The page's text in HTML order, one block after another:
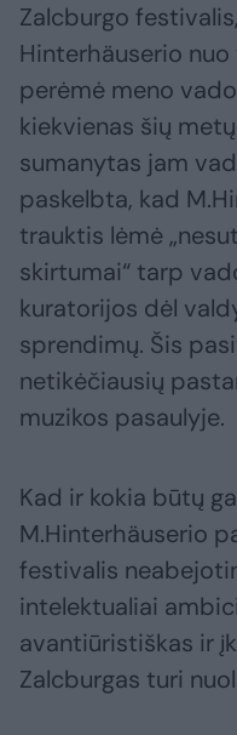
Zalcburgo
Hinterhäuserio
perėmė meno
kiekvienas šių
sumanytas jam
paskelbta, kad
trauktis lėmė
skirtumai“ tarp
kuratorijos dėl
sprendimų. Šis
netikėčiausių
muzikos pasaulyje.
Kad ir kokia būtų
M.Hinterhäuserio
festivalis
intelektualiai
avantiūristiškas ir
Zalcburgas turi